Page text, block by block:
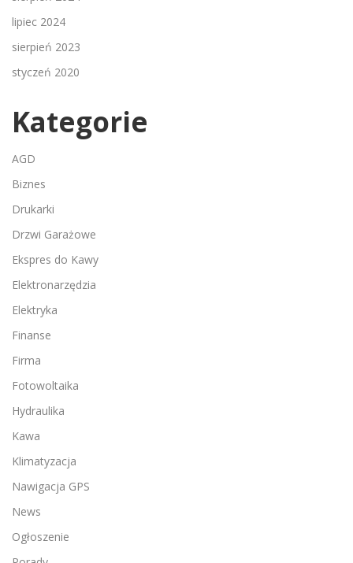
lipiec 2024
sierpień 2023
styczeń 2020
Kategorie
AGD
Biznes
Drukarki
Drzwi Garażowe
Ekspres do Kawy
Elektronarzędzia
Elektryka
Finanse
Firma
Fotowoltaika
Hydraulika
Kawa
Klimatyzacja
Nawigacja GPS
News
Ogłoszenie